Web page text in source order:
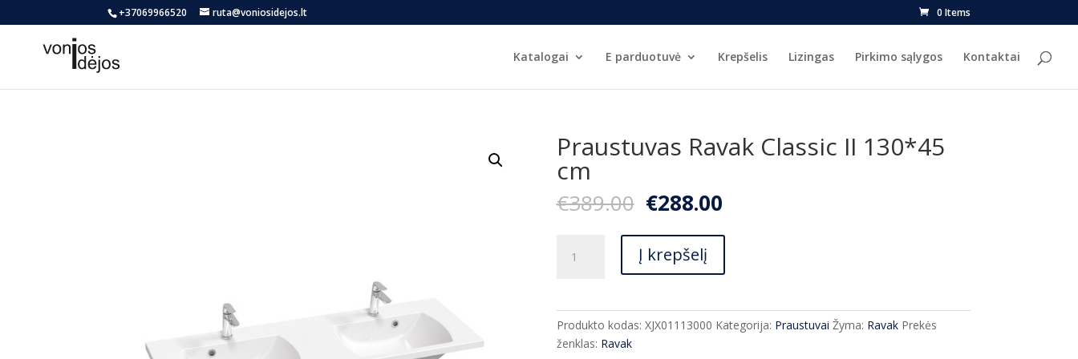
+37069966520 ruta@voniosidejos.lt 0 Items
Katalogai E parduotuvė Krepšelis Lizingas Pirkimo sąlygos Kontaktai
Praustuvas Ravak Classic II 130*45
cm
€389.00 Original
price
was:
€389.00.
€288.00Current
is:
kiekis:
Classic
II
Į krepšelį
Produkto kodas: XJX01113000 Kategorija: Praustuvai Žyma: Ravak Prekės
ženklas: Ravak